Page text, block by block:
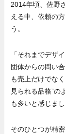
2014年頃、佐野
える中、依頼の
う。
「それまでデザ
団体からの問い
も売上だけでな
見られる品格”の
も多いと感じまし
そのひとつが精